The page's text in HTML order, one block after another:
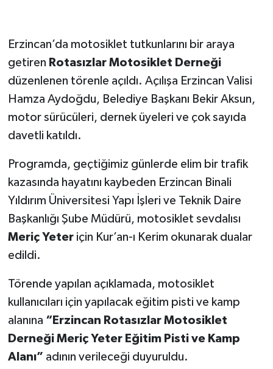
Erzincan’da motosiklet tutkunlarını bir araya
getiren Rotasızlar Motosiklet Derneği
düzenlenen törenle açıldı. Açılışa Erzincan Valisi
Hamza Aydoğdu, Belediye Başkanı Bekir Aksun,
motor sürücüleri, dernek üyeleri ve çok sayıda
davetli katıldı.
Programda, geçtiğimiz günlerde elim bir trafik
kazasında hayatını kaybeden Erzincan Binali
Yıldırım Üniversitesi Yapı İşleri ve Teknik Daire
Başkanlığı Şube Müdürü, motosiklet sevdalısı
Meriç Yeteriçin Kur’an-ı Kerim okunarak dualar
edildi.
Törende yapılan açıklamada, motosiklet
kullanıcıları için yapılacak eğitim pisti ve kamp
alanına “Erzincan Rotasızlar Motosiklet
Derneği Meriç Yeter Eğitim Pisti ve Kamp
Alanı” adının verileceği duyuruldu.